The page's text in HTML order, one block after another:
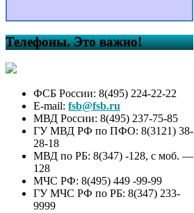
Телефоны. Это важно!
ФСБ России: 8(495) 224-22-22
E-mail: fsb@fsb.ru
МВД России: 8(495) 237-75-85
ГУ МВД РФ по ПФО: 8(3121) 38-
28-18
МВД по РБ: 8(347) -128, с моб. —
128
МЧС РФ: 8(495) 449 -99-99
ГУ МЧС РФ по РБ: 8(347) 233-
9999